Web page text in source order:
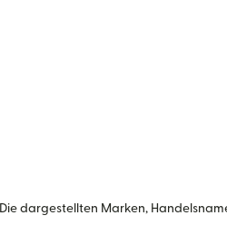
Die dargestellten Marken,